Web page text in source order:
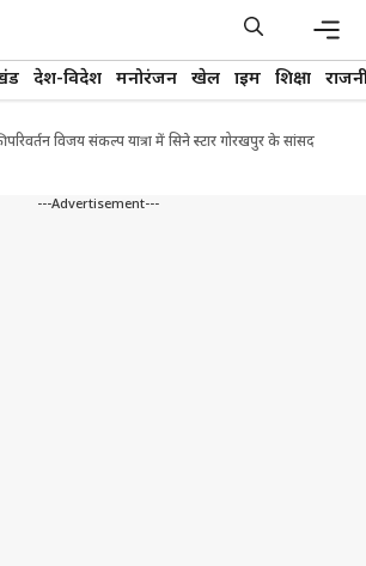
देश-विदेश मनोरंजन खेल क्राइम शिक्षा
परिवर्तन विजय संकल्प यात्रा में सिने स्टार गोरखपुर के सांसद
---Advertisement---